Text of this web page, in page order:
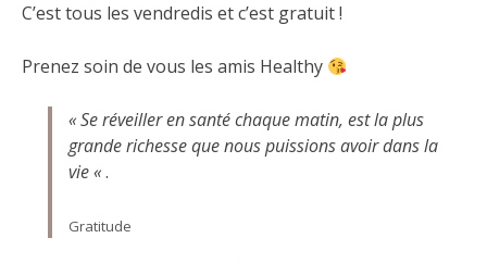
C’est tous les vendredis et c’est gratuit !
Prenez soin de vous les amis Healthy
« Se réveiller en santé chaque matin, est la plus
grande richesse que nous puissions avoir dans la
vie «.
Gratitude